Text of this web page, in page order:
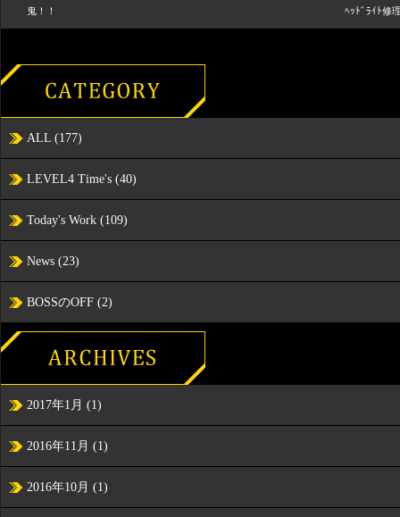
鬼！！ ﾍｯﾄﾞﾗｲﾄ修
ALL (177)
LEVEL4 Time's (40)
Today's Work (109)
News (23)
BOSSのOFF (2)
2017年1月 (1)
2016年11月 (1)
2016年10月 (1)